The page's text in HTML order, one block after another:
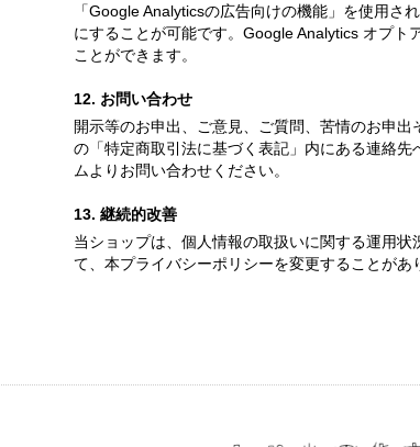
「Google Analyticsの広告向けの機能」を使用さ
にすることが可能です。Google Analytics オプト
ことができます。
12. お問い合わせ
開示等のお申出、ご意見、ご質問、苦情のお申
の「特定商取引法に基づく表記」内にある連絡
ムよりお問い合わせください。
13. 継続的改善
当ショップは、個人情報の取扱いに関する運用
て、本プライバシーポリシーを変更することがあ